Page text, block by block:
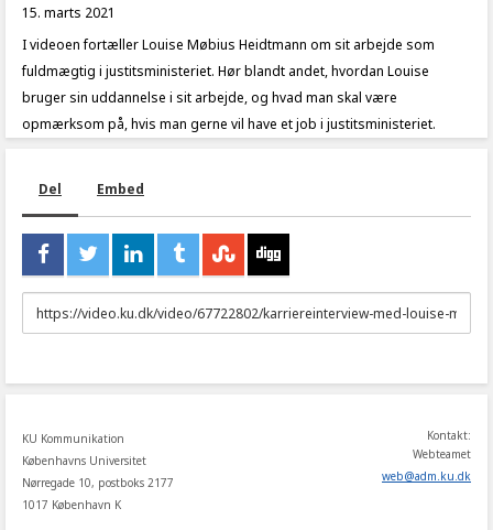
15. marts 2021
I videoen fortæller Louise Møbius Heidtmann om sit arbejde som
fuldmægtig i justitsministeriet. Hør blandt andet, hvordan Louise
bruger sin uddannelse i sit arbejde, og hvad man skal være
opmærksom på, hvis man gerne vil have et job i justitsministeriet.
Del Embed
URL
to
KU Kommunikation
Københavns Universitet
Nørregade 10, postboks 2177
1017 København K
Kontakt:
Webteamet
web@adm.ku.dk